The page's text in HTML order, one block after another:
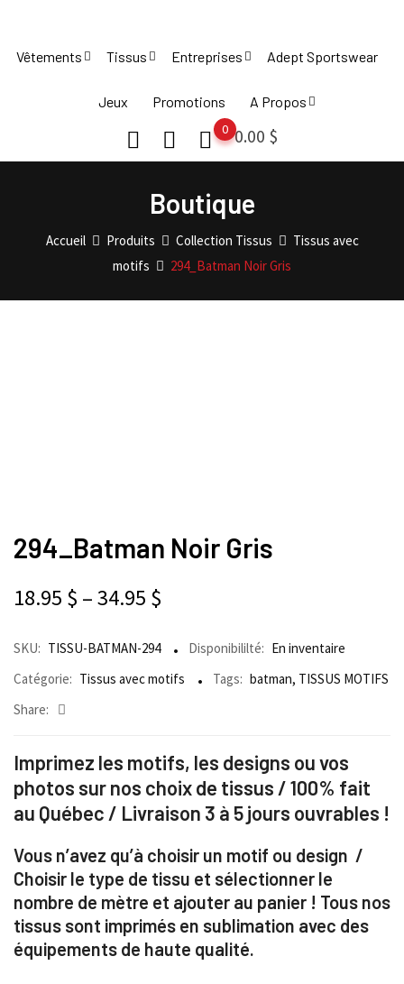
content
Vêtements Tissus Entreprises Adept Sportswear
Jeux Promotions A Propos
0.00 $
0
Boutique
Accueil Produits Collection Tissus
Tissus avec
motifs
294_Batman Noir Gris
294_Batman Noir Gris
18.95 $ –34.95 $
SKU: TISSU-BATMAN-294 Disponibililté: En inventaire
Catégorie: Tissus avec motifs Tags: batman, TISSUS MOTIFS
Share:
Imprimez les motifs, les designs ou vos
photos sur nos choix de tissus / 100% fait
au Québec / Livraison 3 à 5 jours ouvrables !
Vous n’avez qu’à choisir un motif ou design /
Choisir le type de tissu et sélectionner le
nombre de mètre et ajouter au panier ! Tous nos
tissus sont imprimés en sublimation avec des
équipements de haute qualité.